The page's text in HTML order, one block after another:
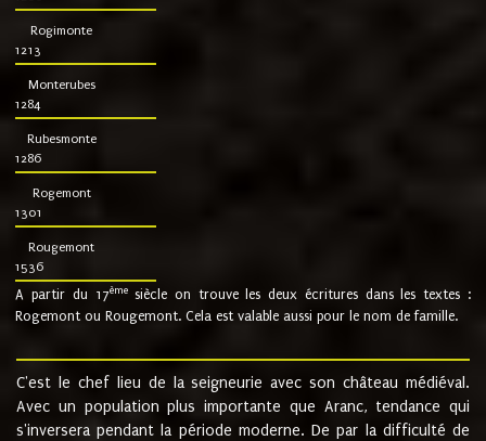
Rogimonte
1213
Monterubes
1284
Rubesmonte
1286
Rogemont
1301
Rougemont
1536
A partir du 17ème siècle on trouve les deux écritures dans les textes :
Rogemont ou Rougemont. Cela est valable aussi pour le nom de famille.
C'est le chef lieu de la seigneurie avec son château médiéval.
Avec un population plus importante que Aranc, tendance qui
s'inversera pendant la période moderne. De par la difficulté de